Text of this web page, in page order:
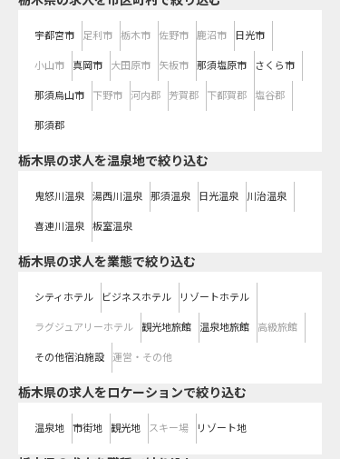
宇都宮市 足利市 栃木市 佐野市 鹿沼市 日光市
小山市 真岡市 大田原市 矢板市 那須塩原市 さくら市
那須烏山市 下野市 河内郡 芳賀郡 下都賀郡 塩谷郡
那須郡
栃木県の求人を温泉地で絞り込む
鬼怒川温泉 湯西川温泉 那須温泉 日光温泉 川治温泉
喜連川温泉 板室温泉
栃木県の求人を業態で絞り込む
シティホテル ビジネスホテル リゾートホテル
ラグジュアリーホテル 観光地旅館 温泉地旅館 高級旅館
その他宿泊施設 運営・その他
栃木県の求人をロケーションで絞り込む
温泉地 市街地 観光地 スキー場 リゾート地